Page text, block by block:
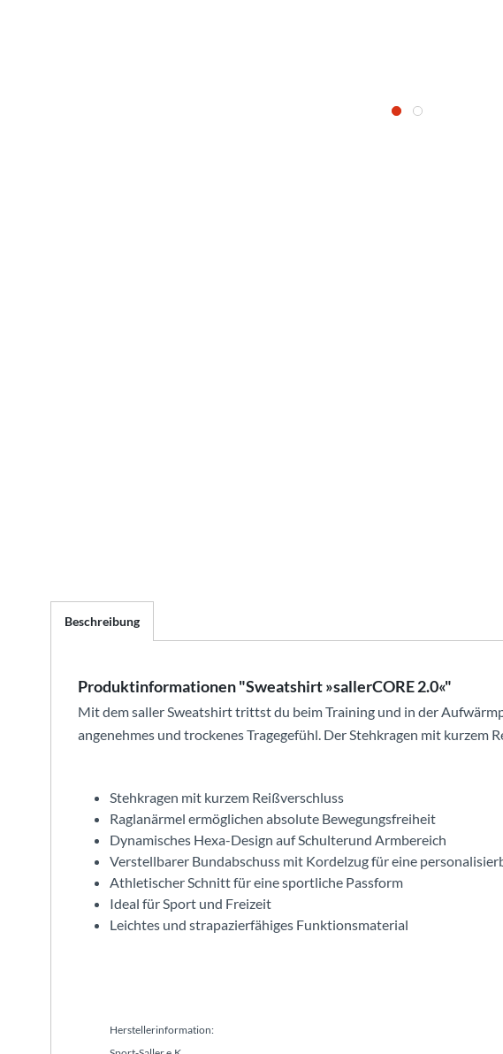
Beschreibung
Produktinformationen "Sweatshirt »sallerCORE 2.0«"
Mit dem saller Sweatshirt trittst du beim Training und in der
angenehmes und trockenes Tragegefühl. Der Stehkragen mit
Stehkragen mit kurzem Reißverschluss
Raglanärmel ermöglichen absolute Bewegungsfreiheit
Dynamisches Hexa-Design auf Schulterund Armbereich
Verstellbarer Bundabschuss mit Kordelzug für eine
Athletischer Schnitt für eine sportliche Passform
Ideal für Sport und Freizeit
Leichtes und strapazierfähiges Funktionsmaterial
Herstellerinformation: